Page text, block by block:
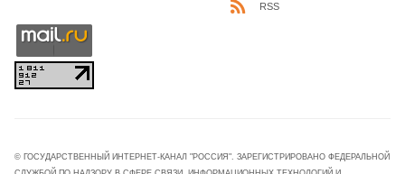
RSS
© ГОСУДАРСТВЕННЫЙ ИНТЕРНЕТ-КАНАЛ "РОССИЯ". ЗАРЕГИСТРИРОВАНО ФЕДЕРАЛЬНОЙ